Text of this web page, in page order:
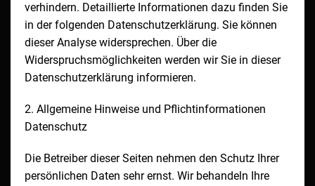
verhindern. Detaillierte Informationen dazu finden Sie
in der folgenden Datenschutzerklärung. Sie können
dieser Analyse widersprechen. Über die
Widerspruchsmöglichkeiten werden wir Sie in dieser
Datenschutzerklärung informieren.
2. Allgemeine Hinweise und Pflichtinformationen
Datenschutz
Die Betreiber dieser Seiten nehmen den Schutz Ihrer
persönlichen Daten sehr ernst. Wir behandeln Ihre